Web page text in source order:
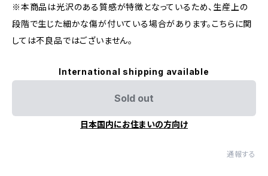
※本商品は光沢のある質感が特徴となっているため、生産上の
段階で生じた細かな傷が付いている場合があります。こちらに関
しては不良品ではございません。
International shipping available
Sold out
日本国内にお住まいの方向け
通報する